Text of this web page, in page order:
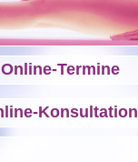
Online-Termine
Konsultation